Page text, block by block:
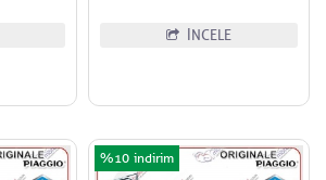
İNCELE
%10